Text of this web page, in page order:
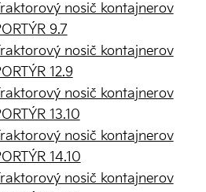
nosič kontajnerov
9.7
nosič kontajnerov
12.9
nosič kontajnerov
13.10
nosič kontajnerov
14.10
nosič kontajnerov